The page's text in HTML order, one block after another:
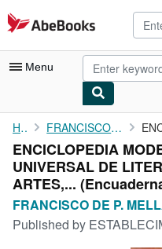
Skip to main content
AbeBooks.com
Menu
My Account
My Purchases
Advanced Search
Browse Collections
Home FRANCISCO DE P. MELLADO
ENCICLOPEDIA
UNIVERSAL DE
ARTES,...
FRANCISCO DE P.
Published by